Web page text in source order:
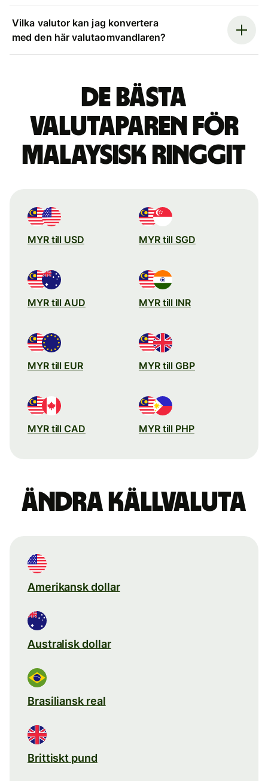
Vilka valutor kan jag konvertera
med den här valutaomvandlaren?
De bästa
valutaparen för
malaysisk ringgit
MYR till USD MYR till SGD
MYR till AUD MYR till INR
MYR till EUR MYR till GBP
MYR till CAD MYR till PHP
Ändra källvaluta
Amerikansk dollar
Australisk dollar
Brasiliansk real
Brittiskt pund